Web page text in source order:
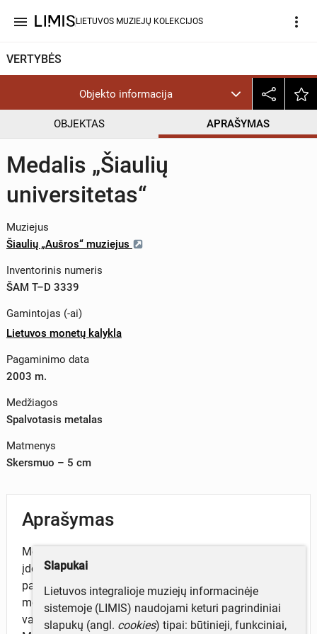
menu LIETUVOS MUZIEJŲ KOLEKCIJOS more_vert
VERTYBĖS
Objekto informacija
OBJEKTAS APRAŠYMAS
Medalis „Šiaulių
universitetas“
Muziejus
Šiaulių „Aušros“ muziejus
Inventorinis numeris
ŠAM T–D 3339
Gamintojas (-ai)
Lietuvos monetų kalykla
Pagaminimo data
2003 m.
Medžiagos
Spalvotasis metalas
Matmenys
Skersmuo – 5 cm
Aprašymas
Metalinis, apvalus, bronzos spalvos medalis, kuris
įdėtas į rudos spalvos odinę dėžutę. Averse
pavaizduotas Šiaulių universiteto herbas (skyde –
meška, apvaizdos akis ir knyga), aplink laurų lapų
vainikas ir užrašas: „ŠIAULIŲ UNIVERSITETAS“.
Slapukai
Lietuvos integralioje muziejų informacinėje
sistemoje (LIMIS) naudojami keturi pagrindiniai
slapukų (angl. cookies) tipai: būtinieji, funkciniai,